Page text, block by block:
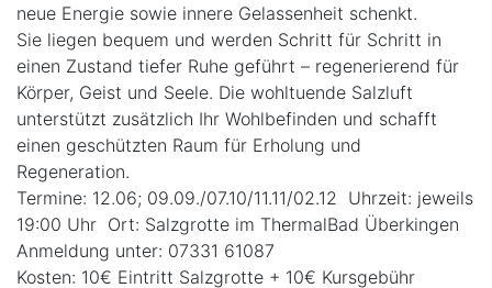
neue Energie sowie innere Gelassenheit schenkt.
Sie liegen bequem und werden Schritt für Schritt in
einen Zustand tiefer Ruhe geführt – regenerierend für
Körper, Geist und Seele. Die wohltuende Salzluft
unterstützt zusätzlich Ihr Wohlbefinden und schafft
einen geschützten Raum für Erholung und
Regeneration.
Termine: 12.06; 09.09./07.10/11.11/02.12 Uhrzeit: jeweils
19:00 Uhr Ort: Salzgrotte im ThermalBad Überkingen
Anmeldung unter: 07331 61087
Kosten: 10€ Eintritt Salzgrotte + 10€ Kursgebühr